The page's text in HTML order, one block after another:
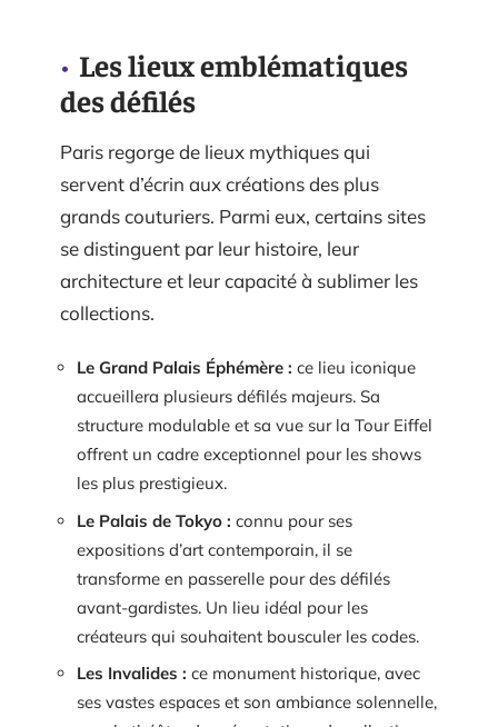
Les lieux emblématiques
des défilés
Paris regorge de lieux mythiques qui
servent d’écrin aux créations des plus
grands couturiers. Parmi eux, certains sites
se distinguent par leur histoire, leur
architecture et leur capacité à sublimer les
collections.
Le Grand Palais Éphémère : ce lieu iconique
accueillera plusieurs défilés majeurs. Sa
structure modulable et sa vue sur la Tour Eiffel
offrent un cadre exceptionnel pour les shows
les plus prestigieux.
Le Palais de Tokyo : connu pour ses
expositions d’art contemporain, il se
transforme en passerelle pour des défilés
avant-gardistes. Un lieu idéal pour les
créateurs qui souhaitent bousculer les codes.
Les Invalides : ce monument historique, avec
ses vastes espaces et son ambiance solennelle,